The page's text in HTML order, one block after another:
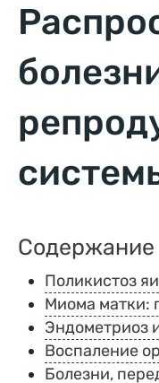
Содержание
Поликистоз
Миома матки:
Эндометриоз
Воспаление
Болезни,